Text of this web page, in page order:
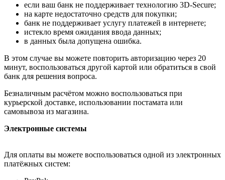
если ваш банк не поддерживает технологию 3D-Secure;
на карте недостаточно средств для покупки;
банк не поддерживает услугу платежей в интернете;
истекло время ожидания ввода данных;
в данных была допущена ошибка.
В этом случае вы можете повторить авторизацию через 20
минут, воспользоваться другой картой или обратиться в свой
банк для решения вопроса.
Безналичным расчётом можно воспользоваться при
курьерской доставке, использовании постамата или
самовывоза из магазина.
Электронные системы
Для оплаты вы можете воспользоваться одной из электронных
платёжных систем: